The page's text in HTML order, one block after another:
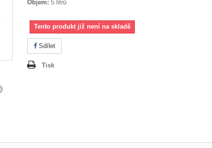
Objem: 5 litrů
Tento produkt již není na skladě
Sdílet
Tisk